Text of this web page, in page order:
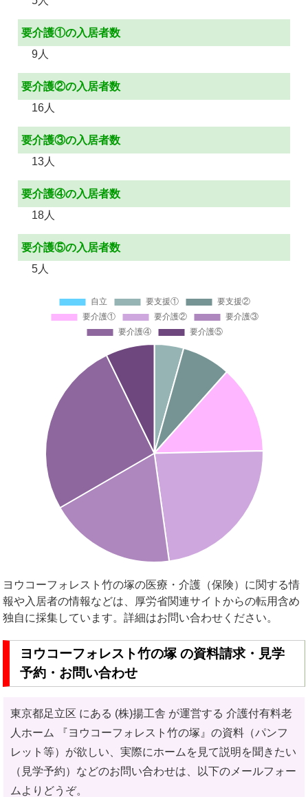
要介護①の入居者数
9人
要介護②の入居者数
16人
要介護③の入居者数
13人
要介護④の入居者数
18人
要介護⑤の入居者数
5人
ヨウコーフォレスト竹の塚の医療・介護（保険）に関する情
報や入居者の情報などは、厚労省関連サイトからの転用含め
独自に採集しています。詳細はお問い合わせください。
ヨウコーフォレスト竹の塚 の資料請求・見学
予約・お問い合わせ
東京都足立区 にある (株)揚工舎 が運営する 介護付有料老
人ホーム
『ヨウコーフォレスト竹の塚』の資料（パンフ
レット等）が欲しい、実際にホームを見て説明を聞きたい
（見学予約）などのお問い合わせは、以下のメールフォー
ムよりどうぞ。